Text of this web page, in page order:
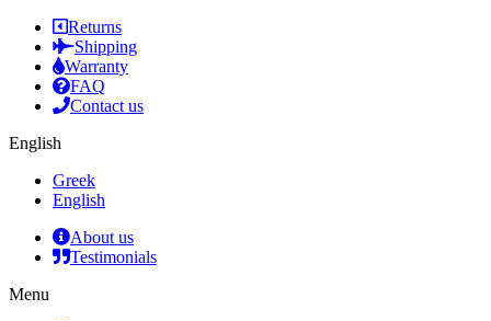
Returns
Shipping
Warranty
FAQ
Contact us
English
Greek
English
About us
Testimonials
Menu